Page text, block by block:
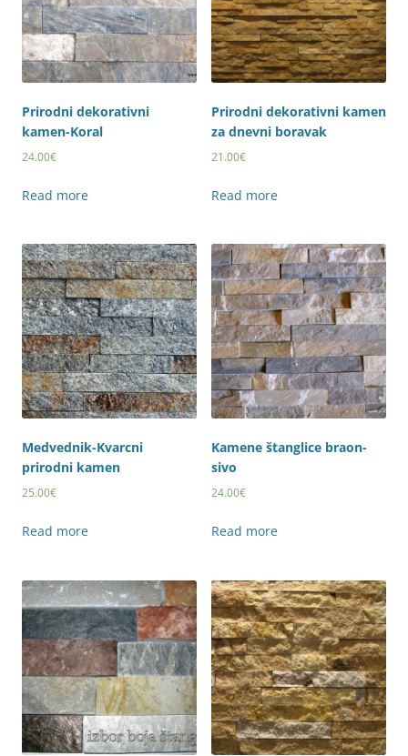
Prirodni dekorativni
kamen-Koral
24.00€
Read more
Prirodni dekorativni kamen
za dnevni boravak
21.00€
Read more
Medvednik-Kvarcni
prirodni kamen
25.00€
Read more
Kamene štanglice braon-
sivo
24.00€
Read more